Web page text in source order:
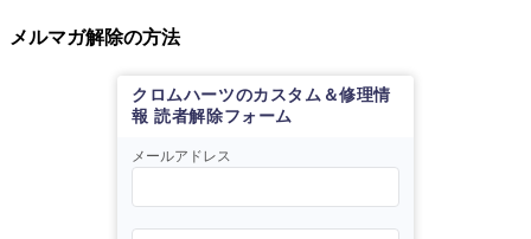
メルマガ解除の方法
クロムハーツのカスタム＆修理情
報 読者解除フォーム
メールアドレス